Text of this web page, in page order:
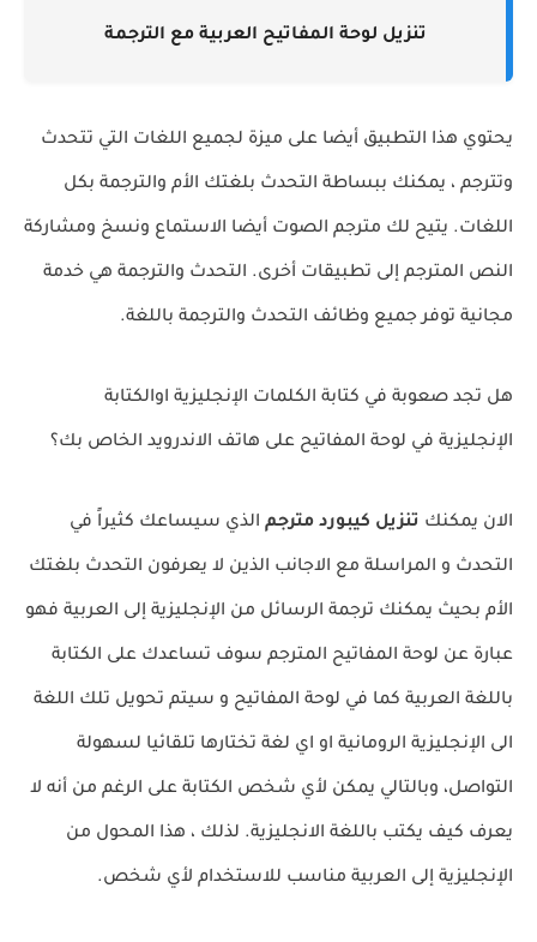
تنزيل لوحة المفاتيح العربية مع الترجمة
يحتوي هذا التطبيق أيضا على ميزة لجميع اللغات التي تتحدث
وتترجم ، يمكنك ببساطة التحدث بلغتك الأم والترجمة بكل
اللغات. يتيح لك مترجم الصوت أيضا الاستماع ونسخ ومشاركة
النص المترجم إلى تطبيقات أخرى. التحدث والترجمة هي خدمة
مجانية توفر جميع وظائف التحدث والترجمة باللغة.
هل تجد صعوبة في كتابة الكلمات الإنجليزية اوالكتابة
الإنجليزية في لوحة المفاتيح على هاتف الاندرويد الخاص بك؟
الان يمكنك تنزيل كيبورد مترجم الذي سيساعك كثيراً في
التحدث و المراسلة مع الاجانب الذين لا يعرفون التحدث بلغتك
الأم بحيث يمكنك ترجمة الرسائل من الإنجليزية إلى العربية فهو
عبارة عن لوحة المفاتيح المترجم سوف تساعدك على الكتابة
باللغة العربية كما في لوحة المفاتيح و سيتم تحويل تلك اللغة
الى الإنجليزية الرومانية او اي لغة تختارها تلقائيا لسهولة
التواصل، وبالتالي يمكن لأي شخص الكتابة على الرغم من أنه لا
يعرف كيف يكتب باللغة الانجليزية. لذلك ، هذا المحول من
الإنجليزية إلى العربية مناسب للاستخدام لأي شخص.